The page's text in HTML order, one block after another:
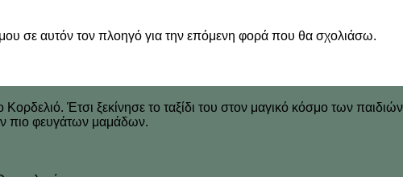
σε αυτόν τον πλοηγό για την επόμενη φορά που θα σχολιάσω.
Έτσι ξεκίνησε το ταξίδι του στον μαγικό κόσμο των
πιο φευγάτων μαμάδων.